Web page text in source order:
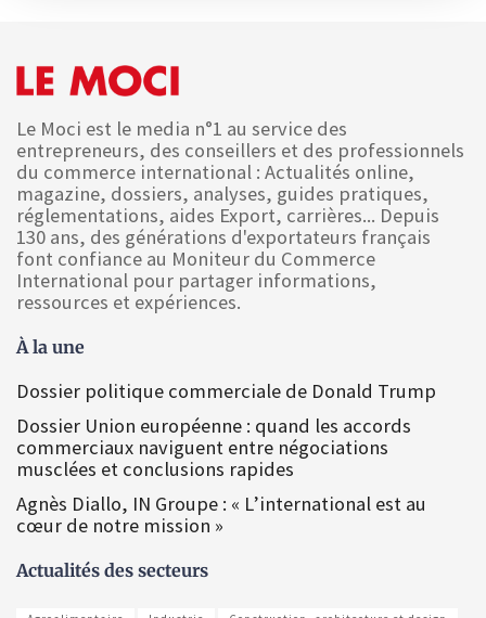
Le Moci est le media n°1 au service des
entrepreneurs, des conseillers et des professionnels
du commerce international : Actualités online,
magazine, dossiers, analyses, guides pratiques,
réglementations, aides Export, carrières... Depuis
130 ans, des générations d'exportateurs français
font confiance au Moniteur du Commerce
International pour partager informations,
ressources et expériences.
À la une
Dossier politique commerciale de Donald Trump
Dossier Union européenne : quand les accords
commerciaux naviguent entre négociations
musclées et conclusions rapides
Agnès Diallo, IN Groupe : « L’international est au
cœur de notre mission »
Actualités des secteurs